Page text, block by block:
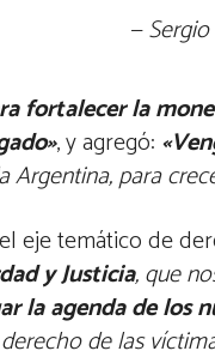
—
fortalecer la
, y agregó:
Argentina, para
eje temático de
y Justicia, que
la agenda de los
de las